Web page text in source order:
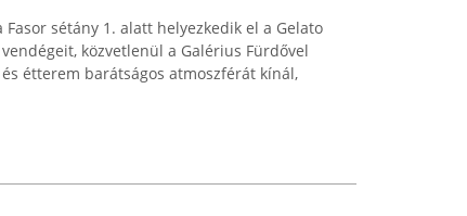
sétány 1. alatt helyezkedik el a Gelato
közvetlenül a Galérius Fürdővel
étterem barátságos atmoszférát kínál,